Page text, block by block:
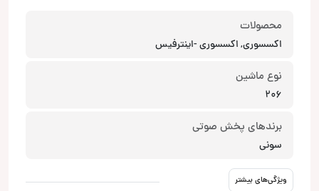
محصولات
اکسسوری, اکسسوری -اینترفیس
نوع ماشین
206
برندهای پخش صوتی
سونی
ویژگی‌های بیشتر